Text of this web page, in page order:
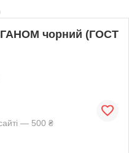
чорний (ГОСТ
— 500 ₴